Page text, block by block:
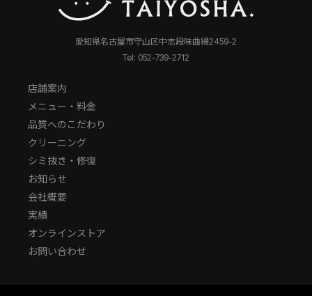
愛知県名古屋市守山区中志段味曲綴2459-2
Tel: 052-739-2712
店舗案内
メニュー・料金
品質へのこだわり
クリーニング
シミ抜き・修復
お知らせ
会社概要
実績
オンラインストア
お問い合わせ